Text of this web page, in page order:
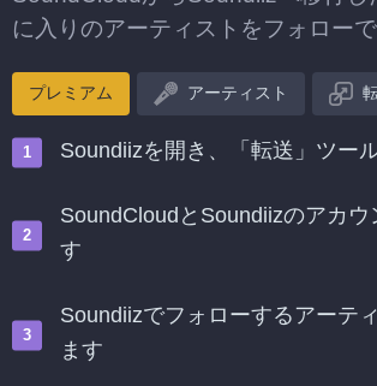
に入りのアーティストをフォローで
プレミアム アーティスト
Soundiizを開き、「転送」ツー
SoundCloudとSoundiizのアカウ
す
Soundiizでフォローするアーテ
ます